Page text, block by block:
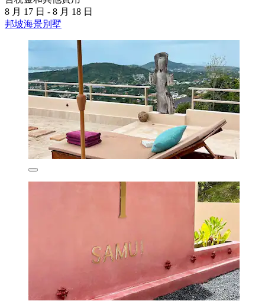
8 月 17 日 - 8 月 18 日
邦坡海景別墅